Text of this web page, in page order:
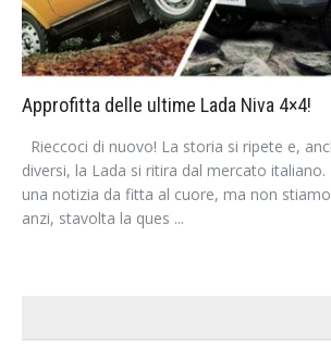
Approfitta delle ultime Lada Niva 4×4!
Rieccoci di nuovo! La storia si ripete e,
diversi, la Lada si ritira dal mercato
una notizia da fitta al cuore, ma non
anzi, stavolta la ques ...